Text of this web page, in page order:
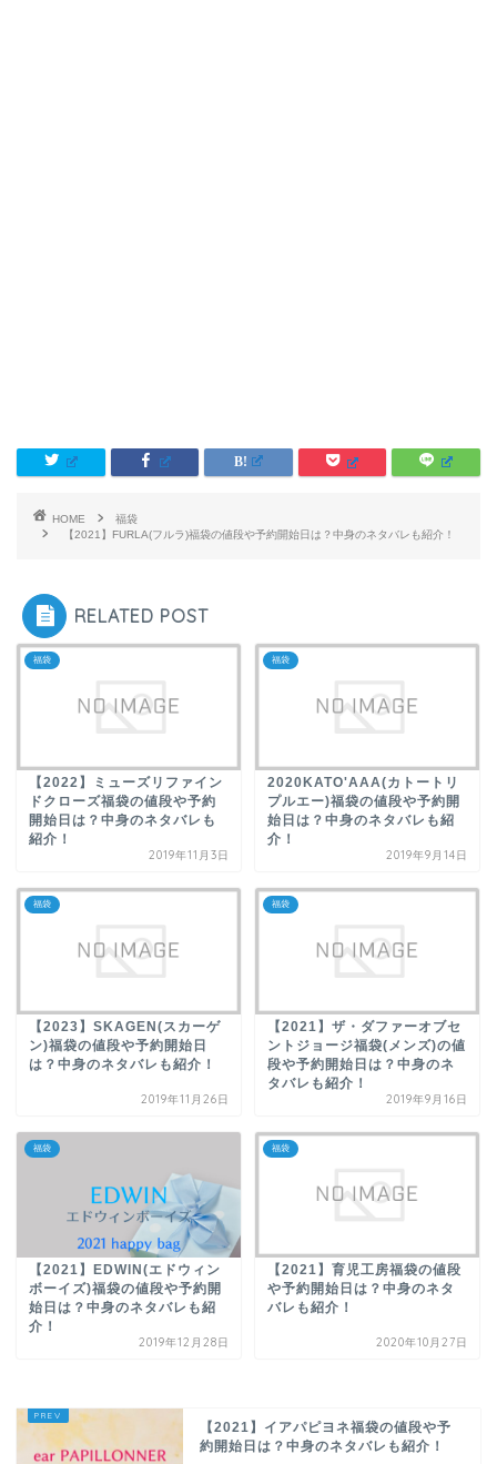
HOME
福袋
【2021】FURLA(フルラ)福袋の値段や予約開始日は？中身のネタバレも紹介！
RELATED POST
福袋
【2022】ミューズリファイン
ドクローズ福袋の値段や予約
開始日は？中身のネタバレも
紹介！
2019年11月3日
福袋
2020KATO'AAA(カトートリ
プルエー)福袋の値段や予約開
始日は？中身のネタバレも紹
介！
2019年9月14日
福袋
【2023】SKAGEN(スカーゲ
ン)福袋の値段や予約開始日
は？中身のネタバレも紹介！
2019年11月26日
福袋
【2021】ザ・ダファーオブセ
ントジョージ福袋(メンズ)の値
段や予約開始日は？中身のネ
タバレも紹介！
2019年9月16日
福袋
【2021】EDWIN(エドウィン
ボーイズ)福袋の値段や予約開
始日は？中身のネタバレも紹
介！
2019年12月28日
福袋
【2021】育児工房福袋の値段
や予約開始日は？中身のネタ
バレも紹介！
2020年10月27日
【2021】イアパピヨネ福袋の値段や予
約開始日は？中身のネタバレも紹介！